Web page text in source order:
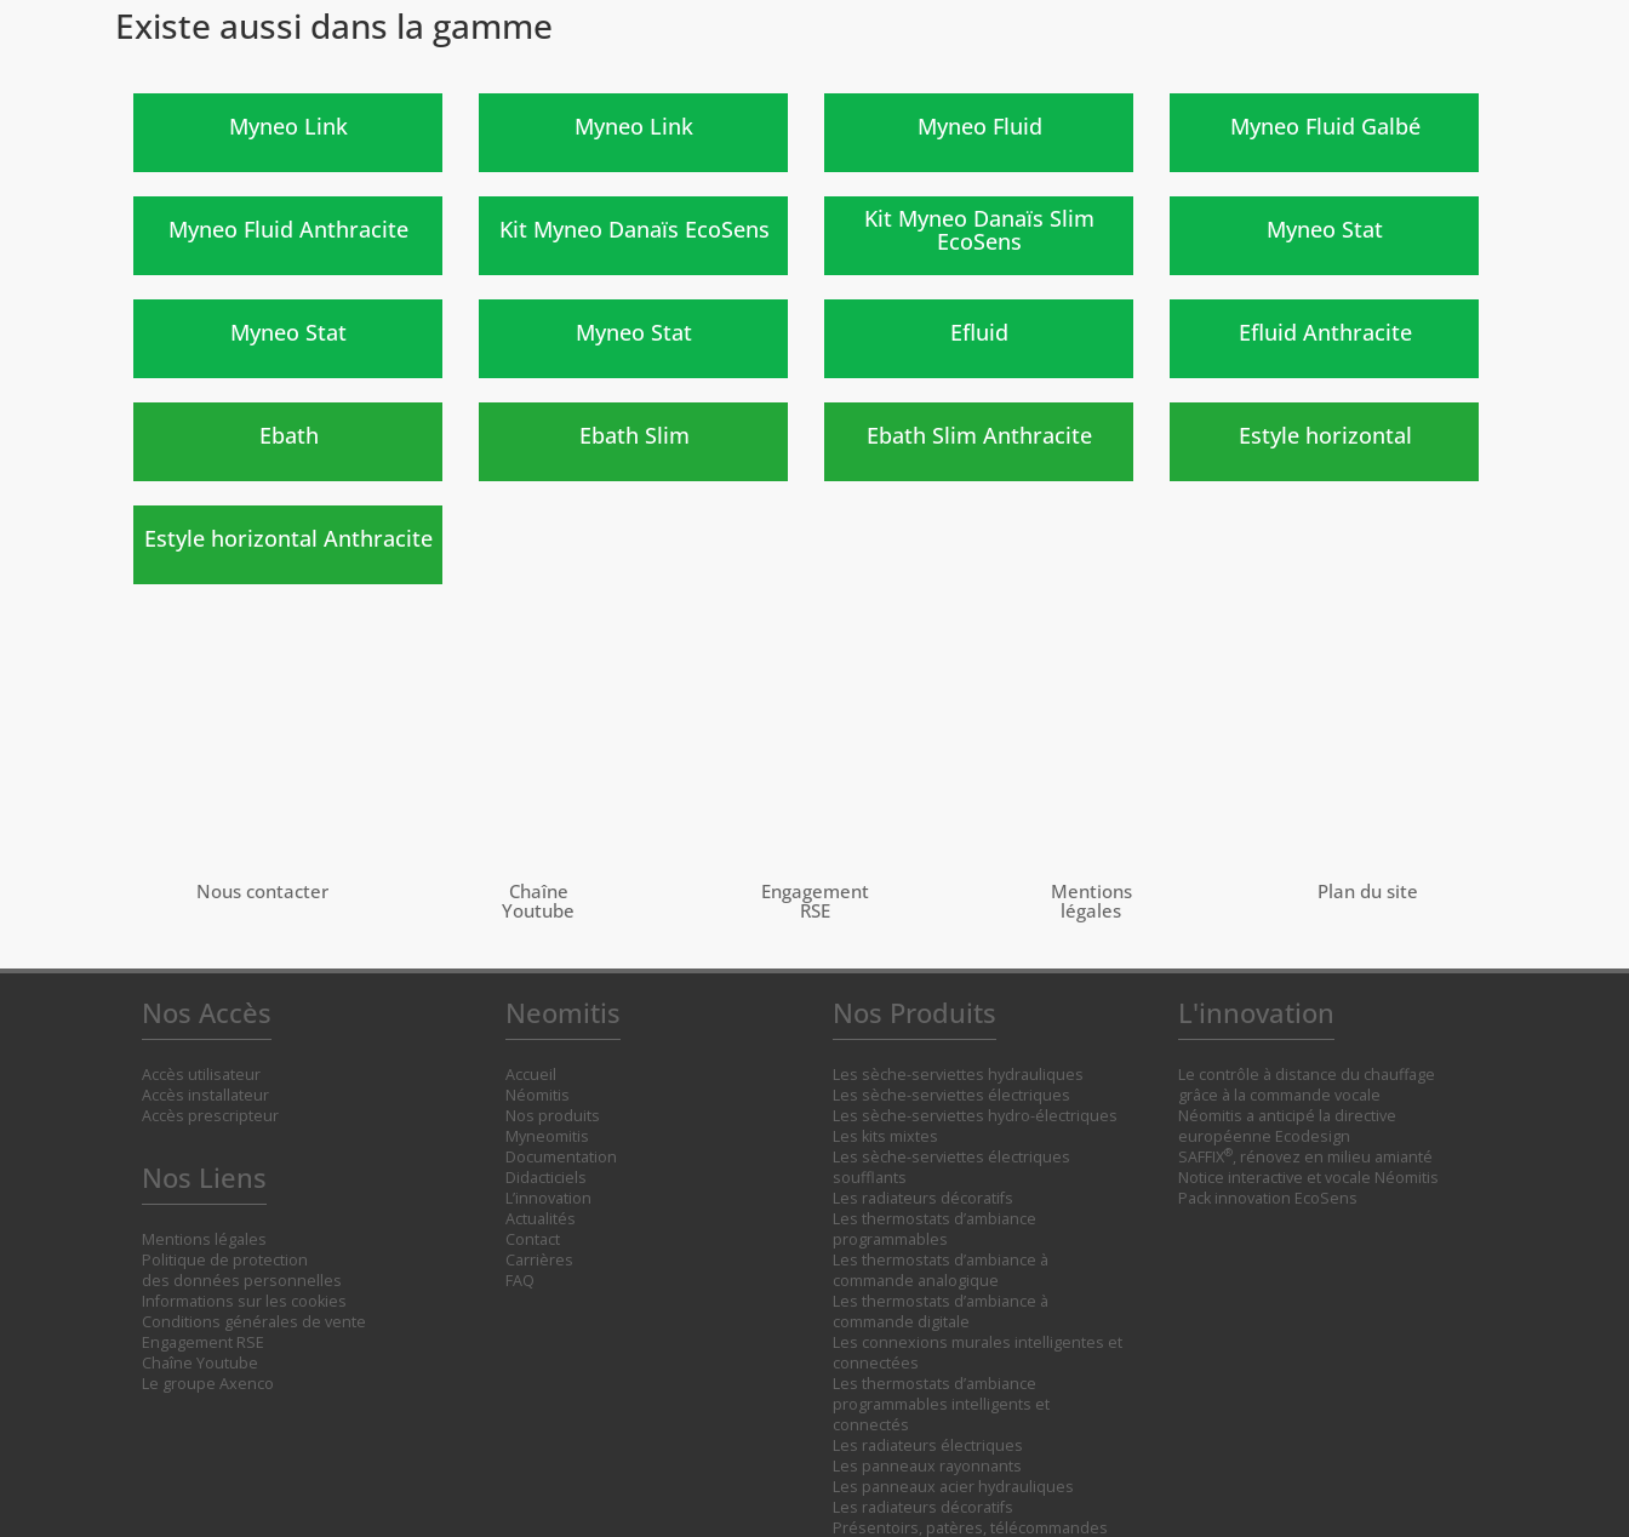
Existe aussi dans la gamme
Myneo Link Myneo Link Myneo Fluid Myneo Fluid Galbé
Myneo Fluid Anthracite Kit Myneo Danaïs EcoSens
)
Kit Myneo Danaïs Slim
EcoSens Myneo Stat
Myneo Stat Myneo Stat Efluid Efluid Anthracite
Ebath Ebath Slim Ebath Slim Anthracite Estyle horizontal
Estyle horizontal Anthracite
Nous contacter
Chaîne
Youtube
Engagement
RSE
Mentions
légales
Plan du site
Nos Accès
Accès utilisateur
Accès installateur
Accès prescripteur
Nos Liens
Mentions légales
Politique de protection
des données personnelles
Informations sur les cookies
Conditions générales de vente
Engagement RSE
Chaîne Youtube
Le groupe Axenco
Neomitis
Accueil
Néomitis
Nos produits
Myneomitis
Documentation
Didacticiels
L’innovation
Actualités
Contact
Carrières
FAQ
Nos Produits
Les sèche-serviettes hydrauliques
Les sèche-serviettes électriques
Les sèche-serviettes hydro-électriques
Les kits mixtes
Les sèche-serviettes électriques
soufflants
Les radiateurs décoratifs
Les thermostats d’ambiance
programmables
Les thermostats d’ambiance à
commande analogique
Les thermostats d’ambiance à
commande digitale
Les connexions murales intelligentes et
connectées
Les thermostats d’ambiance
programmables intelligents et
connectés
Les radiateurs électriques
Les panneaux rayonnants
Les panneaux acier hydrauliques
Les radiateurs décoratifs
Présentoirs, patères, télécommandes
L'innovation
Le contrôle à distance du chauffage
grâce à la commande vocale
Néomitis a anticipé la directive
européenne Ecodesign
SAFFIX®, rénovez en milieu amianté
Notice interactive et vocale Néomitis
Pack innovation EcoSens